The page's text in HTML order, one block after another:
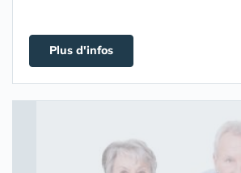
Plus d'infos